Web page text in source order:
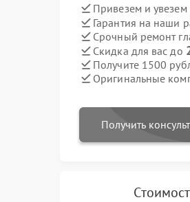
Привезем и увезем
Гарантия на наши
Срочный ремонт
Скидка для вас до
Получите 1500
Оригинальные
Получить